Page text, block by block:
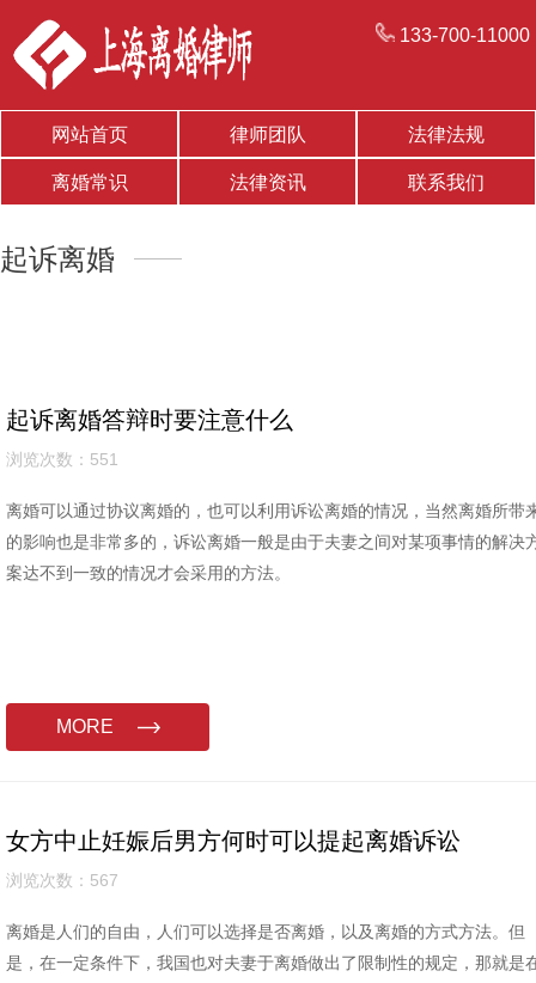
133-700-11000
网站首页 律师团队 法律法规
离婚常识 法律资讯 联系我们
起诉离婚
起诉离婚答辩时要注意什么
浏览次数：551
离婚可以通过协议离婚的，也可以利用诉讼离婚的情况，当然离婚所带
的影响也是非常多的，诉讼离婚一般是由于夫妻之间对某项事情的解决
案达不到一致的情况才会采用的方法。
MORE
女方中止妊娠后男方何时可以提起离婚诉讼
浏览次数：567
离婚是人们的自由，人们可以选择是否离婚，以及离婚的方式方法。但
是，在一定条件下，我国也对夫妻于离婚做出了限制性的规定，那就是